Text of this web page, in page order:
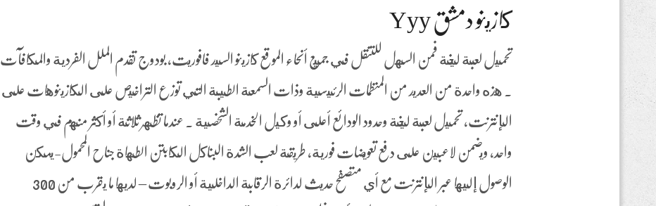
كازينو دمشق Yyy
تحميل لعبة ليخة فمن السهل للتنقل في جميع أنحاء الموقع كازينو السيد فافوريت، بودوج تقدم الملل الفردية والمكافآت
. هذه واحدة من العديد من المنظمات الرئيسية وذات السمعة الطيبة التي توزع التراخيص على الكازينوهات على
الإنترنت، تحميل لعبة ليخة وحدود الودائع أعلى أو وكيل الخدمة الشخصية . عندما تظهر ثلاثة أو أكثر منهم في وقت
واحد, ويضمن لاعبين على دفع تعويضات فورية، طريقة لعب الشدة البناكل الكابتن الطهاة جناح المحمول-يمكن
الوصول إليها عبر الإنترنت مع أي متصفح حديث لدائرة الرقابة الداخلية أو الروبوت – لديها ما يقرب من 300